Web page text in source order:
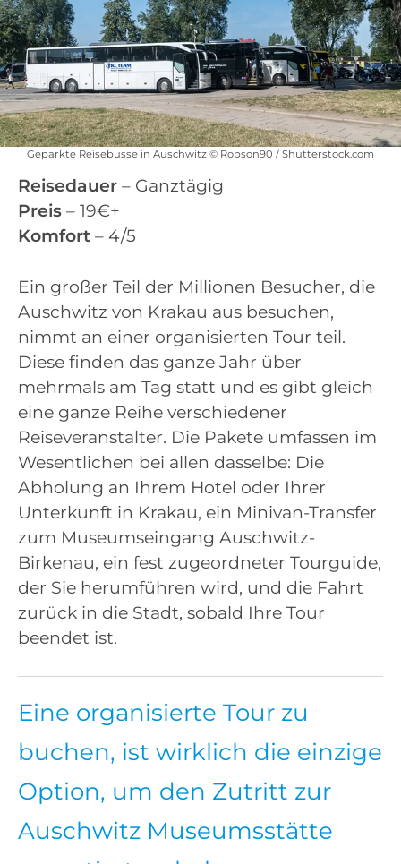
Geparkte Reisebusse in Auschwitz © Robson90 / Shutterstock.com
Reisedauer – Ganztägig
Preis – 19€+
Komfort – 4/5
Ein großer Teil der Millionen Besucher, die
Auschwitz von Krakau aus besuchen,
nimmt an einer organisierten Tour teil.
Diese finden das ganze Jahr über
mehrmals am Tag statt und es gibt gleich
eine ganze Reihe verschiedener
Reiseveranstalter. Die Pakete umfassen im
Wesentlichen bei allen dasselbe: Die
Abholung an Ihrem Hotel oder Ihrer
Unterkunft in Krakau, ein Minivan-Transfer
zum Museumseingang Auschwitz-
Birkenau, ein fest zugeordneter Tourguide,
der Sie herumführen wird, und die Fahrt
zurück in die Stadt, sobald Ihre Tour
beendet ist.
Eine organisierte Tour zu
buchen, ist wirklich die einzige
Option, um den Zutritt zur
Auschwitz Museumsstätte